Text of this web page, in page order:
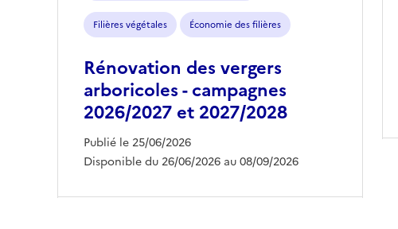
Filières végétales Économie des filières
Rénovation des vergers
arboricoles - campagnes
2026/2027 et 2027/2028
Publié le 25/06/2026
Disponible du 26/06/2026 au 08/09/2026